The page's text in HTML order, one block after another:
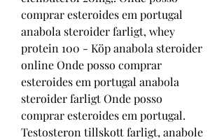
comprar esteroides em portugal
anabola steroider farligt, whey
protein 100 - Köp anabola steroider
online Onde posso comprar
esteroides em portugal anabola
steroider farligt Onde posso
comprar esteroides em portugal.
Testosteron tillskott farligt, anabole